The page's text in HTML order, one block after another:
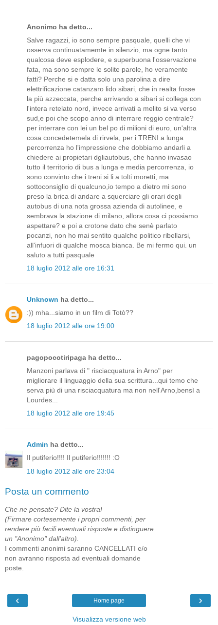
Anonimo ha detto...
Salve ragazzi, io sono sempre pasquale, quelli che vi
osserva continuatamemte in silenzio, ma ogne tanto
qualcosa deve esplodere, e superbuona l'osservazione
fata, ma sono sempre le solite parole, ho veramente
fatti? Perche si e datta solo una parolina a dire
elettrificazione catanzaro lido sibari, che in realta fosse
la più azzeccata, perche arrivando a sibari si collega con
l'intera retelato nord, invece arrivati a melito si va verso
sud,e poi che scopo anno di interrare reggio centrale?
per interrare con lei un bel po di milioni di euro, un'altra
cosa concedetemela di rirvela, per i TRENI a lunga
percorrenza ho l'impressione che dobbiamo andarli a
chiedere ai propietari dgliautobus, che hanno invasao
tutto il territorio di bus a lunga e media percorrenza, io
sono convinto che i treni si li a tolti moretti, ma
sottoconsiglio di qualcuno,io tempo a dietro mi sono
preso la brica di andare a squerciare gli orari degli
autobus di una nota grossa azienda di autolinee, e
sembrava la stazione di milano, allora cosa ci possiamo
aspettare? e poi a crotone dato che senè parlato
pocanzi, non ho mai sentito qualche politico ribellarsi,
all'infuori di qualche mosca bianca. Be mi fermo qui. un
saluto a tutti pasquale
18 luglio 2012 alle ore 16:31
Unknown ha detto...
:)) mha...siamo in un film di Totò??
18 luglio 2012 alle ore 19:00
pagopocotiripaga ha detto...
Manzoni parlava di " risciacquatura in Arno" per
migliorare il linguaggio della sua scrittura...qui temo che
serva più di una risciacquatura ma non nell'Arno,bensì a
Lourdes...
18 luglio 2012 alle ore 19:45
Admin ha detto...
Il putiferio!!!! Il putiferio!!!!!!! :O
18 luglio 2012 alle ore 23:04
Posta un commento
Che ne pensate? Dite la vostra!
(Firmare cortesemente i propri commenti, per
rendere più facili eventuali risposte e distinguere
un "Anonimo" dall'altro).
I commenti anonimi saranno CANCELLATI e/o
non avranno risposta ad eventuali domande
poste.
‹ ›
Home page
Visualizza versione web